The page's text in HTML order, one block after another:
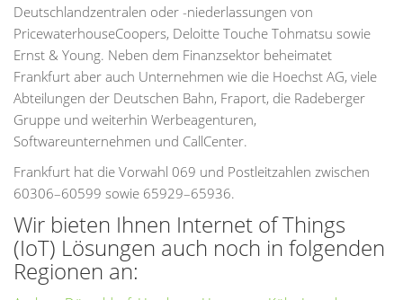
Deutschlandzentralen oder -niederlassungen von
PricewaterhouseCoopers, Deloitte Touche Tohmatsu sowie
Ernst & Young. Neben dem Finanzsektor beheimatet
Frankfurt aber auch Unternehmen wie die Hoechst AG, viele
Abteilungen der Deutschen Bahn, Fraport, die Radeberger
Gruppe und weiterhin Werbeagenturen,
Softwareunternehmen und CallCenter.
Frankfurt hat die Vorwahl 069 und Postleitzahlen zwischen
60306–60599 sowie 65929–65936.
Wir bieten Ihnen Internet of Things
(IoT) Lösungen auch noch in folgenden
Regionen an: